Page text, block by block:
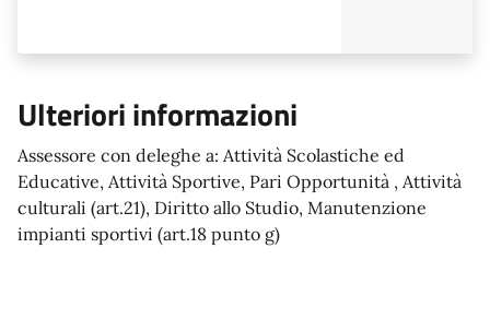
Ulteriori informazioni
Assessore con deleghe a: Attività Scolastiche ed
Educative, Attività Sportive, Pari Opportunità , Attività
culturali (art.21), Diritto allo Studio, Manutenzione
impianti sportivi (art.18 punto g)